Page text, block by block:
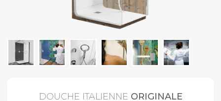
DOUCHE ITALIENNE ORIGINALE